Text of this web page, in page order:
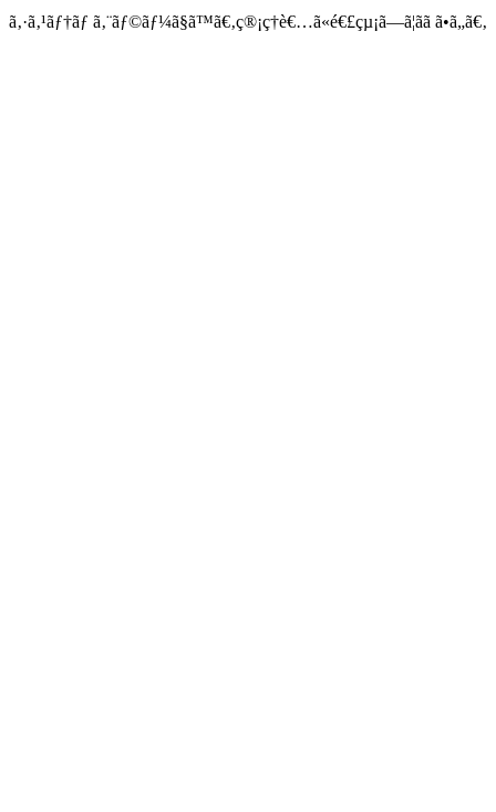
ã‚·ã‚¹ãƒ†ãƒ ã‚¨ãƒ©ãƒ¼ã§ã™ã€‚ç®¡ç†è€…ã«é€£çµ¡ã—ã¦ãã ã•ã„ã€‚